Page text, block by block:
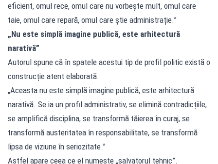
eficient, omul rece, omul care nu vorbește mult, omul care
taie, omul care repară, omul care știe administrație.”
„Nu este simplă imagine publică, este arhitectură
narativă”
Autorul spune că în spatele acestui tip de profil politic există o
construcție atent elaborată.
„Aceasta nu este simplă imagine publică, este arhitectură
narativă. Se ia un profil administrativ, se elimină contradicțiile,
se amplifică disciplina, se transformă tăierea în curaj, se
transformă austeritatea în responsabilitate, se transformă
lipsa de viziune în seriozitate.”
Astfel apare ceea ce el numește „salvatorul tehnic”.